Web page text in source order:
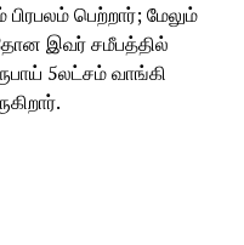
பெற்றார்; மேலும்
இவர் சமீபத்தில்
5லட்சம் வாங்கி